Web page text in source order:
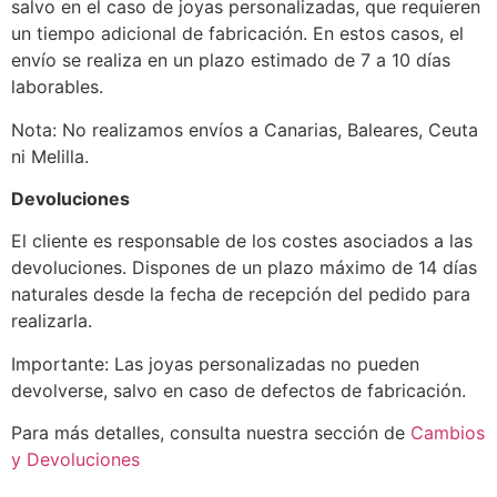
salvo en el caso de joyas personalizadas, que requieren
un tiempo adicional de fabricación. En estos casos, el
envío se realiza en un plazo estimado de 7 a 10 días
laborables.
Nota: No realizamos envíos a Canarias, Baleares, Ceuta
ni Melilla.
Devoluciones
El cliente es responsable de los costes asociados a las
devoluciones. Dispones de un plazo máximo de 14 días
naturales desde la fecha de recepción del pedido para
realizarla.
Importante: Las joyas personalizadas no pueden
devolverse, salvo en caso de defectos de fabricación.
Para más detalles, consulta nuestra sección de Cambios
y Devoluciones